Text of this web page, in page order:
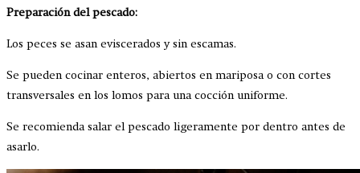
Preparación del pescado:
Los peces se asan eviscerados y sin escamas.
Se pueden cocinar enteros, abiertos en mariposa o con cortes
transversales en los lomos para una cocción uniforme.
Se recomienda salar el pescado ligeramente por dentro antes de
asarlo.